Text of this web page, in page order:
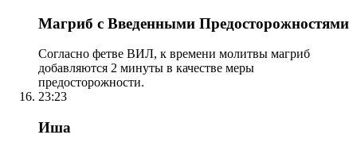
Магриб с Введенными Предосторожностями
Согласно фетве ВИЛ, к времени молитвы магриб
добавляются 2 минуты в качестве меры
предосторожности.
23:23
Иша